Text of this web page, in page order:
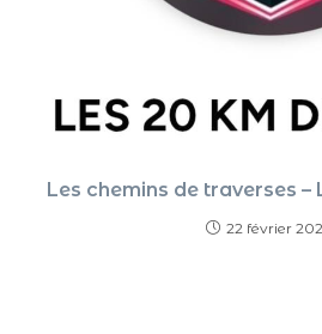
Les chemins de traverses –
22 février